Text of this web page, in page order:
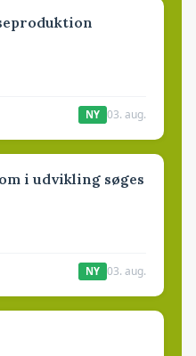
NY 03. aug.
i udvikling søges
NY 03. aug.